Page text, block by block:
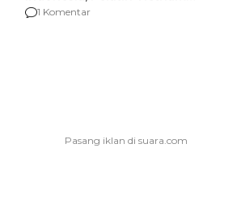
Berencana Pakai Jimat di Pakansari
1 Komentar